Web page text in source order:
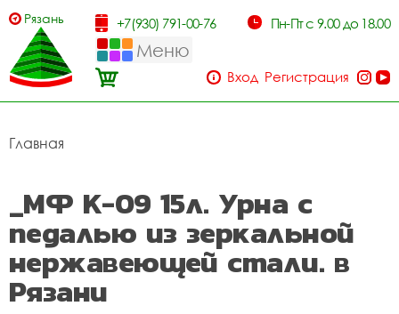
Рязань +7(930) 791-00-76 Пн-Пт с 9.00 до 18.00
Меню
Вход Регистрация
Главная
_МФ К-09 15л. Урна с
педалью из зеркальной
нержавеющей стали. в
Рязани